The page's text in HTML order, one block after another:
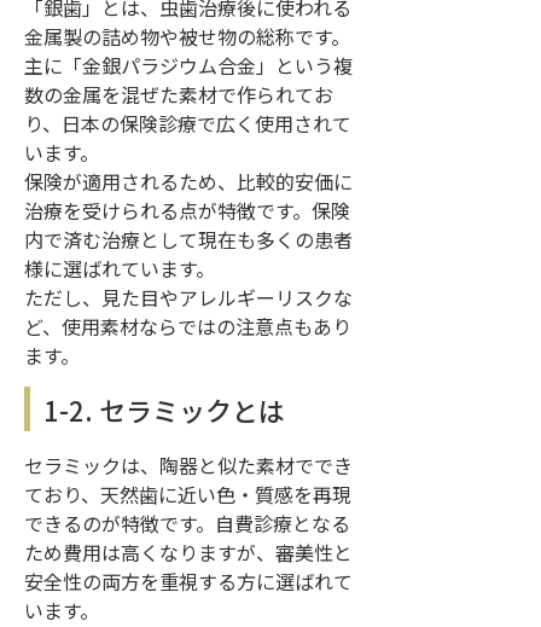
「銀歯」とは、虫歯治療後に使われる
金属製の詰め物や被せ物の総称です。
主に「金銀パラジウム合金」という複
数の金属を混ぜた素材で作られてお
り、日本の保険診療で広く使用されて
います。
保険が適用されるため、比較的安価に
治療を受けられる点が特徴です。保険
内で済む治療として現在も多くの患者
様に選ばれています。
ただし、見た目やアレルギーリスクな
ど、使用素材ならではの注意点もあり
ます。
1-2. セラミックとは
セラミックは、陶器と似た素材ででき
ており、天然歯に近い色・質感を再現
できるのが特徴です。自費診療となる
ため費用は高くなりますが、審美性と
安全性の両方を重視する方に選ばれて
います。